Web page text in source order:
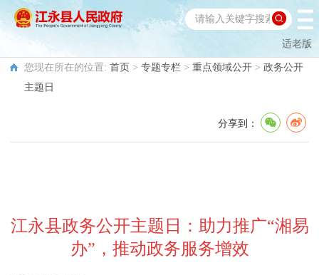
适老版
您现在所在的位置: 首页 > 专题专栏 > 重点领域公开 > 政务公开
主题日
分享到：
江永县政务公开主题日：助力推广“湘易
办”，推动政务服务增效